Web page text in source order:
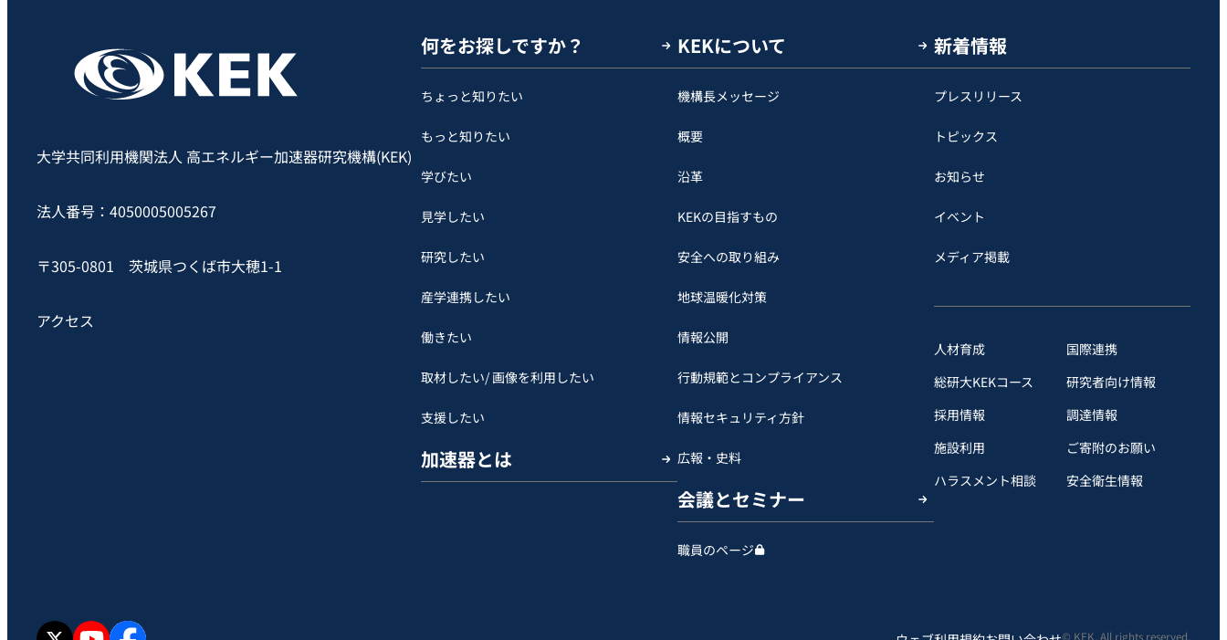
大学共同利用機関法人 高エネルギー加速器研究機構(KEK)
法人番号：4050005005267
〒305-0801 茨城県つくば市大穂1-1
アクセス
何をお探しですか？
ちょっと知りたい
もっと知りたい
学びたい
見学したい
研究したい
産学連携したい
働きたい
取材したい/ 画像を利用したい
支援したい
加速器とは
KEKについて
機構長メッセージ
概要
沿革
KEKの目指すもの
安全への取り組み
地球温暖化対策
情報公開
行動規範とコンプライアンス
情報セキュリティ方針
広報・史料
会議とセミナー
職員のページ
新着情報
プレスリリース
トピックス
お知らせ
イベント
メディア掲載
人材育成
国際連携
総研大KEKコース
研究者向け情報
採用情報
調達情報
施設利用
ご寄附のお願い
ハラスメント相談
安全衛⽣情報
© KEK, All rights reserved.
X YouTubefacebook